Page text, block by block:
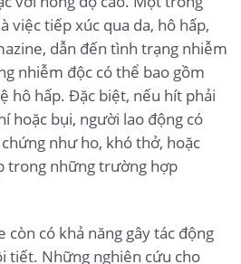
việc tiếp xúc qua da, hô hấp,
dẫn đến tình trạng nhiễm
nhiễm độc có thể bao gồm
hô hấp. Đặc biệt, nếu hít phải
hoặc bụi, người lao động có
như ho, khó thở, hoặc
trong những trường hợp
còn có khả năng gây tác động
tiết. Những nghiên cứu cho